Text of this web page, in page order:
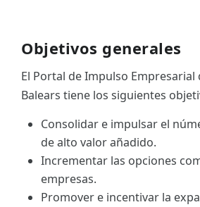
Objetivos generales
El Portal de Impulso Empresarial
Balears tiene los siguientes
Consolidar e impulsar el
de alto valor añadido.
Incrementar las opciones
empresas.
Promover e incentivar la